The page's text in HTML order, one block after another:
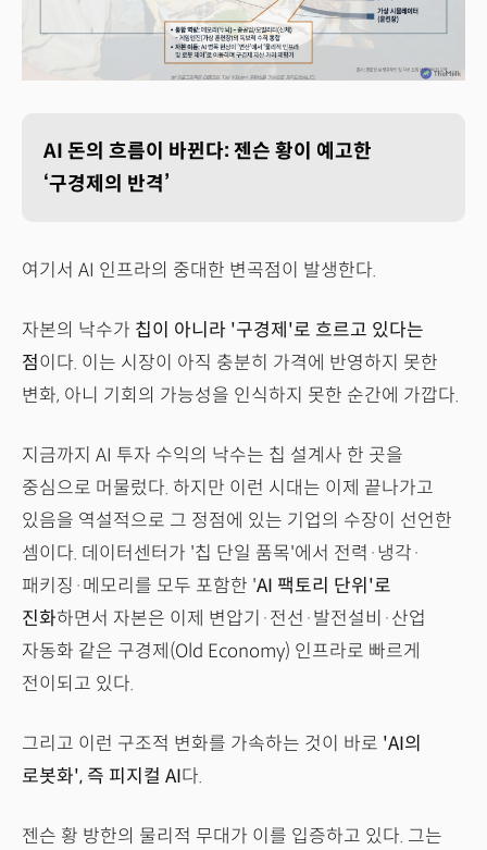
AI 돈의 흐름이 바뀐다: 젠슨 황이 예고한
‘구경제의 반격’
여기서 AI 인프라의 중대한 변곡점이 발생한다.
자본의 낙수가 칩이 아니라 '구경제'로 흐르고 있다는
점이다. 이는 시장이 아직 충분히 가격에 반영하지 못한
변화, 아니 기회의 가능성을 인식하지 못한 순간에 가깝다.
지금까지 AI 투자 수익의 낙수는 칩 설계사 한 곳을
중심으로 머물렀다. 하지만 이런 시대는 이제 끝나가고
있음을 역설적으로 그 정점에 있는 기업의 수장이 선언한
셈이다. 데이터센터가 '칩 단일 품목'에서 전력·냉각·
패키징·메모리를 모두 포함한 'AI 팩토리 단위'로
진화하면서 자본은 이제 변압기·전선·발전설비·산업
자동화 같은 구경제(Old Economy) 인프라로 빠르게
전이되고 있다.
그리고 이런 구조적 변화를 가속하는 것이 바로 'AI의
로봇화', 즉 피지컬 AI다.
젠슨 황 방한의 물리적 무대가 이를 입증하고 있다. 그는